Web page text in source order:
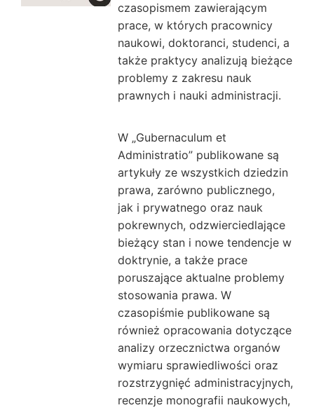
czasopismem zawierającym
prace, w których pracownicy
naukowi, doktoranci, studenci, a
także praktycy analizują bieżące
problemy z zakresu nauk
prawnych i nauki administracji.
W „Gubernaculum et
Administratio” publikowane są
artykuły ze wszystkich dziedzin
prawa, zarówno publicznego,
jak i prywatnego oraz nauk
pokrewnych, odzwierciedlające
bieżący stan i nowe tendencje w
doktrynie, a także prace
poruszające aktualne problemy
stosowania prawa. W
czasopiśmie publikowane są
również opracowania dotyczące
analizy orzecznictwa organów
wymiaru sprawiedliwości oraz
rozstrzygnięć administracyjnych,
recenzje monografii naukowych,